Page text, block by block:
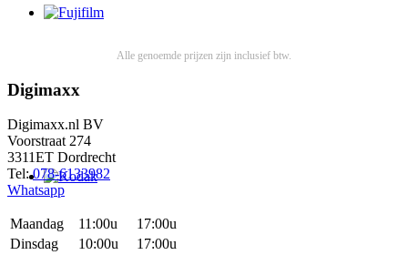
Alle genoemde prijzen zijn inclusief btw.
Digimaxx
Digimaxx.nl BV
Voorstraat 274
3311ET Dordrecht
Tel:078-6133982
Whatsapp
Maandag 11:00u
17:00u
Dinsdag
10:00u
17:00u